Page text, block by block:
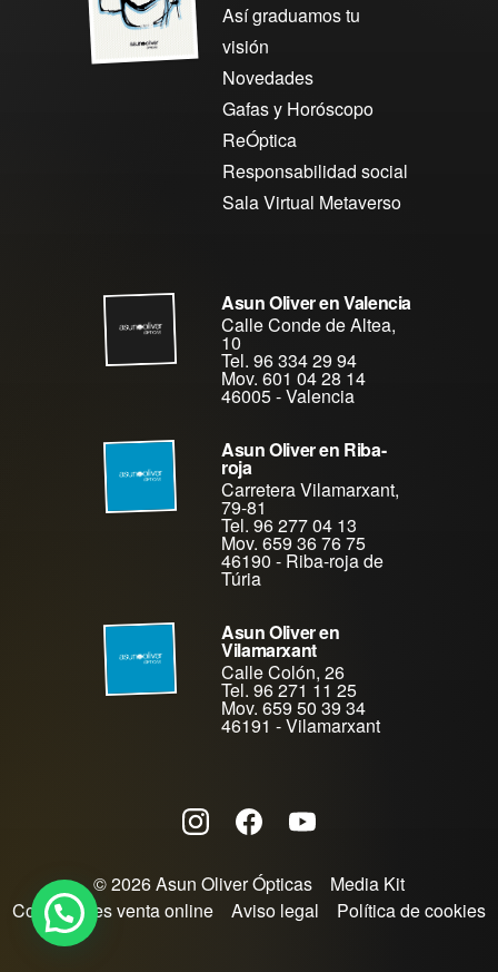
Así graduamos tu
visión
Novedades
Gafas y Horóscopo
ReÓptica
Responsabilidad social
Sala Virtual Metaverso
Asun Oliver en Valencia
Calle Conde de Altea,
10
Tel. 96 334 29 94
Mov. 601 04 28 14
46005-Valencia
Asun Oliver en Riba-
roja
Carretera Vilamarxant,
79-81
Tel. 96 277 04 13
Mov. 659 36 76 75
46190 - Riba-roja de
Túria
Asun Oliver en
Vilamarxant
Calle Colón, 26
Tel. 96 271 11 25
Mov. 659 50 39 34
46191 -Vilamarxant
© 2026 Asun Oliver Ópticas
Media Kit
Condiciones venta online
Aviso legal Política de cookies